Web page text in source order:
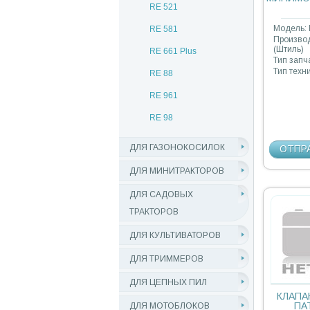
Модель:
(Штиль)
Тип
Тип
RE 521
RE 581
RE 661 Plus
RE 88
RE 961
RE 98
ДЛЯ ГАЗОНОКОСИЛОК
ДЛЯ МИНИТРАКТОРОВ
ДЛЯ САДОВЫХ
ТРАКТОРОВ
ДЛЯ КУЛЬТИВАТОРОВ
ДЛЯ ТРИММЕРОВ
ДЛЯ ЦЕПНЫХ ПИЛ
ДЛЯ МОТОБЛОКОВ